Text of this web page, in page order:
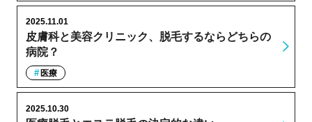
皮膚科と美容クリニック、脱毛するならどちらの
病院？
2025.11.01
医療
2025.10.30